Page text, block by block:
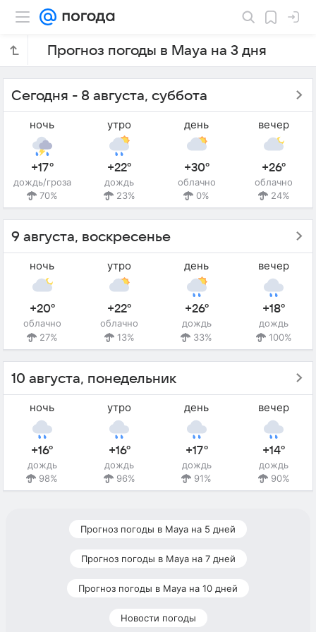
Прогноз погоды в Мауа на 3 дня
Сегодня - 8 августа, суббота
ночь
+17°
дождь/гроза
70%
утро
+22°
дождь
23%
день
+30°
облачно
0%
вечер
+26°
облачно
24%
9 августа, воскресенье
ночь
+20°
облачно
27%
утро
+22°
облачно
13%
день
+26°
дождь
33%
вечер
+18°
дождь
100%
10 августа, понедельник
ночь
+16°
дождь
98%
утро
+16°
дождь
96%
день
+17°
дождь
91%
вечер
+14°
дождь
90%
Прогноз погоды в Мауа на 5 дней
Прогноз погоды в Мауа на 7 дней
Прогноз погоды в Мауа на 10 дней
Новости погоды